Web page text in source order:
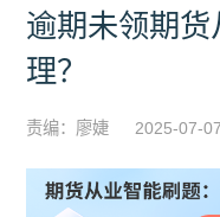
逾期未领期
理？
责编：廖婕 2025-07-07